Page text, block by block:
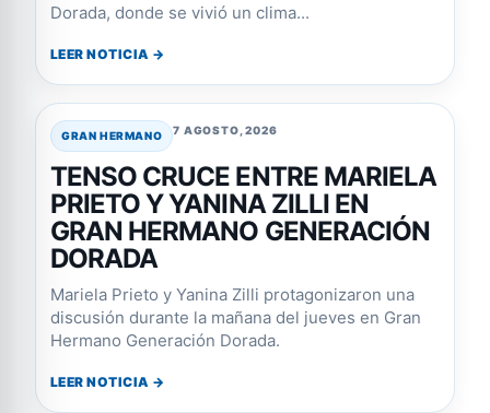
Dorada, donde se vivió un clima...
LEER NOTICIA →
GRAN HERMANO 7 AGOSTO, 2026
TENSO CRUCE ENTRE MARIELA
PRIETO Y YANINA ZILLI EN
GRAN HERMANO GENERACIÓN
DORADA
Mariela Prieto y Yanina Zilli protagonizaron una
discusión durante la mañana del jueves en Gran
Hermano Generación Dorada.
LEER NOTICIA →